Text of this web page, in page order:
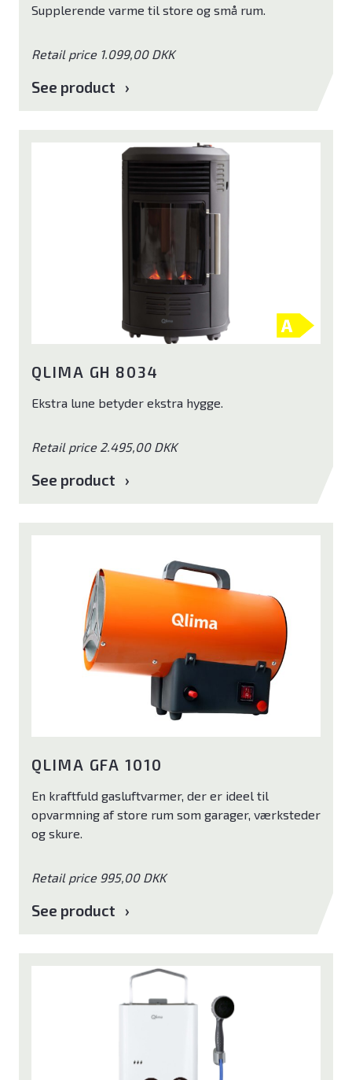
Supplerende varme til store og små rum.
Retail price 1.099,00 DKK
See product
QLIMA GH 8034
Ekstra lune betyder ekstra hygge.
Retail price 2.495,00 DKK
See product
QLIMA GFA 1010
En kraftfuld gasluftvarmer, der er ideel til
opvarmning af store rum som garager, værksteder
og skure.
Retail price 995,00 DKK
See product